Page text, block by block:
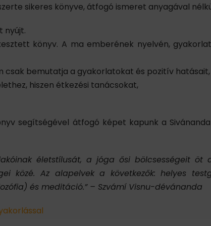
sikeres könyve, átfogó ismeret anyagával
nyújt.
könyv. A ma emberének nyelvén,
csak bemutatja a gyakorlatokat és pozitív
hiszen étkezési tanácsokat,
segítségével átfogó képet kapunk a
életstílusát, a jóga ősi bölcsességeit
közé. Az alapelvek a következők: helyes
és meditáció.” – Szvámí Visnu-dévánanda